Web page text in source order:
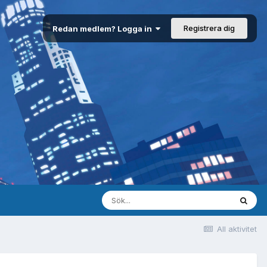
Redan medlem? Logga in Registrera dig
All aktivitet